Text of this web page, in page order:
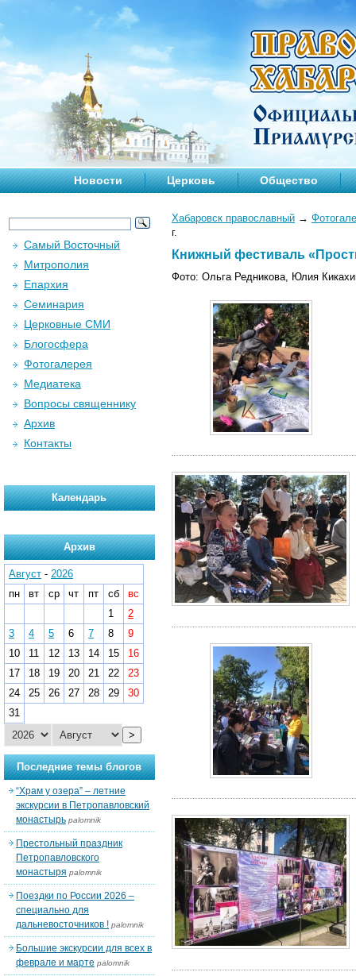
Новости Церковь Общество
Хабаровск православный →
г.
Книжный фестиваль
Фото: Ольга Редникова, Юлия
Самый Восточный
Митрополия
Епархия
Семинария
Церковные СМИ
Блогосфера
Фотогалерея
Медиатека
Вопросы священнику
Архив
Контакты
Календарь
Архив
Август - 2026
пн
вт ср чт пт сб
вс
1
2
3
4 5 6 7 8
9
10
11 12 13 14 15
16
17
18 19 20 21 22
23
24
25 26 27 28 29
30
31
>
Последние темы блогов
“Храм у озера” – летние
экскурсии в Петропавловский
монастырь palomnik
Престольный праздник
Петропавловского
монастыря palomnik
Поездки по России 2026 –
специально для
дальневосточников ! palomnik
Большие экскурсии для всех в
феврале и марте palomnik